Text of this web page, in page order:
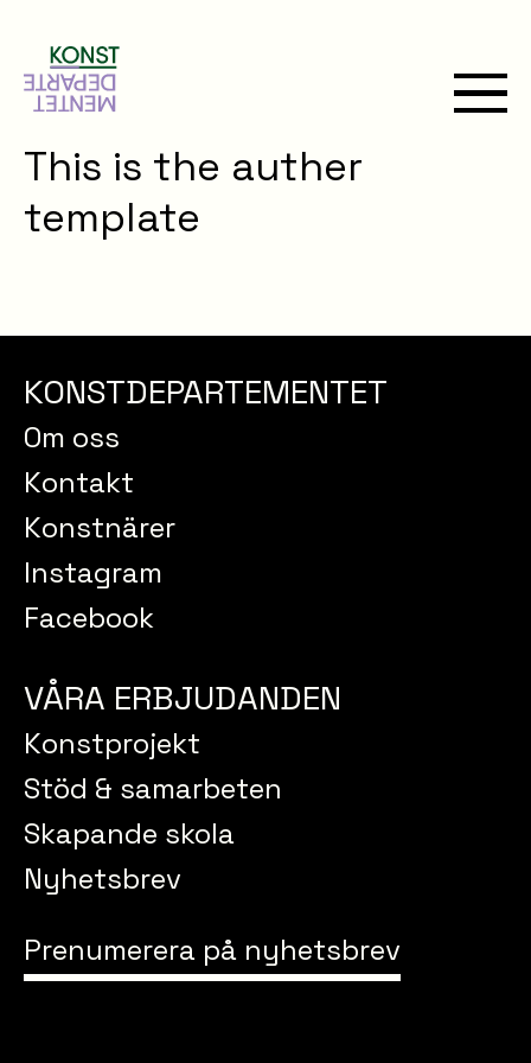
This is the auther
template
KONSTDEPARTEMENTET
Om oss
Kontakt
Konstnärer
Instagram
Facebook
VÅRA ERBJUDANDEN
Konstprojekt
Stöd & samarbeten
Skapande skola
Nyhetsbrev
Prenumerera på nyhetsbrev